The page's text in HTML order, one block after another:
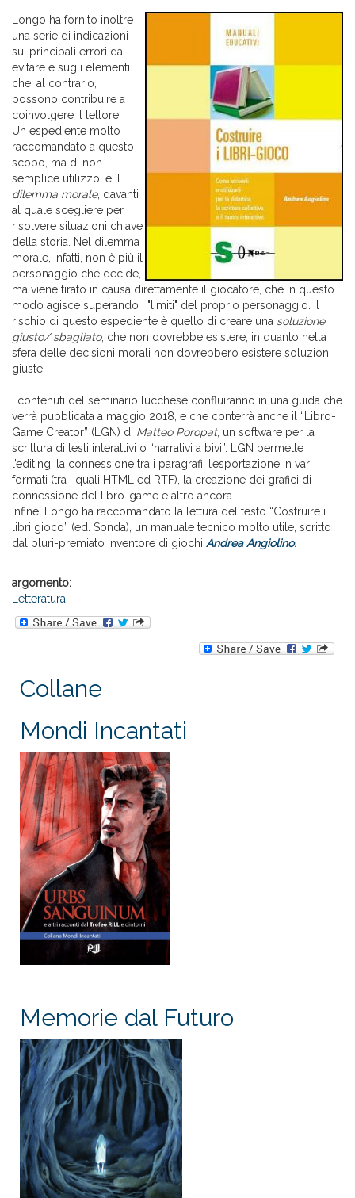
Longo ha fornito inoltre
una serie di indicazioni
sui principali errori da
evitare e sugli elementi
che, al contrario,
possono contribuire a
coinvolgere il lettore.
Un espediente molto
raccomandato a questo
scopo, ma di non
semplice utilizzo, è il
dilemma morale, davanti
al quale scegliere per
risolvere situazioni chiave
della storia. Nel dilemma
morale, infatti, non è più il
personaggio che decide,
ma viene tirato in causa direttamente il giocatore, che in questo
modo agisce superando i "limiti" del proprio personaggio. Il
rischio di questo espediente è quello di creare una soluzione
giusto/ sbagliato, che non dovrebbe esistere, in quanto nella
sfera delle decisioni morali non dovrebbero esistere soluzioni
giuste.
I contenuti del seminario lucchese confluiranno in una guida che
verrà pubblicata a maggio 2018, e che conterrà anche il “Libro-
Game Creator” (LGN) di Matteo Poropat, un software per la
scrittura di testi interattivi o “narrativi a bivi”. LGN permette
l’editing, la connessione tra i paragrafi, l’esportazione in vari
formati (tra i quali HTML ed RTF), la creazione dei grafici di
connessione del libro-game e altro ancora.
Infine, Longo ha raccomandato la lettura del testo “Costruire i
libri gioco” (ed. Sonda), un manuale tecnico molto utile, scritto
dal pluri-premiato inventore di giochi Andrea Angiolino.
argomento:
Letteratura
Collane
Mondi Incantati
Memorie dal Futuro